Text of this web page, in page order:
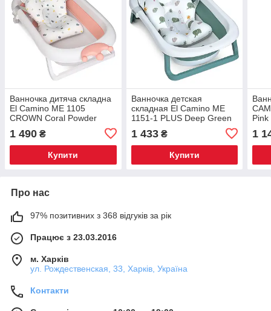
Ванночка дитяча складна
El Camino ME 1105
CROWN Coral Powder
1 490 ₴
Купити
Ванночка детская
складная El Camino ME
1151-1 PLUS Deep Green
1 433₴
Купити
Pink
1
Про нас
97% позитивних з 368 відгуків за рік
Працює з 23.03.2016
м. Харків
ул. Рождественская, 33, Харків, Україна
Контакти